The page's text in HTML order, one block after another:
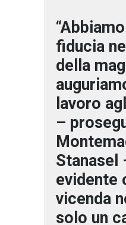
fiducia
della
lavoro
–
Stanasel
evidente
vicenda
solo un